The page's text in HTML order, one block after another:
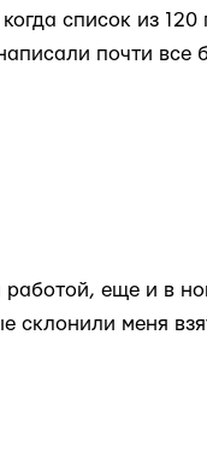
список из 120
почти все
работой, еще и в
склонили меня